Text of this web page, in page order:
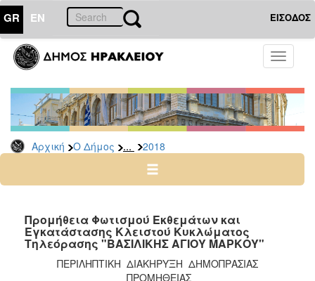
GR EN ΕΙΣΟΔΟΣ
Toggle
Αρχική Ο Δήμος ... 2018
ΔΗΜΟΣ
Διακηρύξεις
-
Δημοπρασίες
Αρχείο
2025
2023
2022
2021
Προμήθεια Φωτισμού Εκθεμάτων και
Εγκατάστασης Κλειστού Κυκλώματος
Τηλεόρασης "ΒΑΣΙΛΙΚΗΣ ΑΓΙΟΥ ΜΑΡΚΟΥ"
ΠΕΡΙΛΗΠΤΙΚΗ ΔΙΑΚΗΡΥΞΗ ΔΗΜΟΠΡΑΣΙΑΣ
ΠΡΟΜΗΘΕΙΑΣ